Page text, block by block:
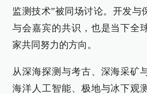
监测技术”被同场讨论。开发与
与会嘉宾的共识，也是当下全
家共同努力的方向。
从深海探测与考古、深海采矿
海洋人工智能、极地与冰下观